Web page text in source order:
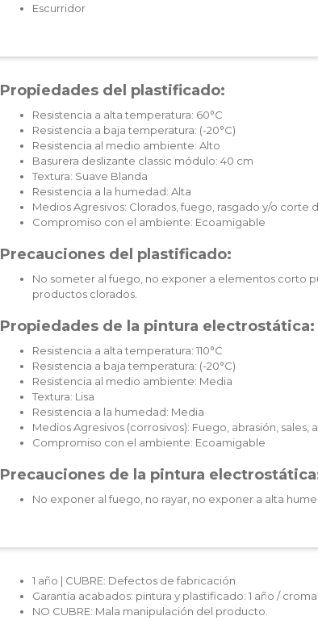
Escurridor
Propiedades del plastificado:
Resistencia a alta temperatura: 60°C
Resistencia a baja temperatura: (-20°C)
Resistencia al medio ambiente: Alto
Basurera deslizante classic módulo: 40 cm
Textura: Suave Blanda
Resistencia a la humedad: Alta
Medios Agresivos: Clorados, fuego, rasgado y/o corte
Compromiso con el ambiente: Ecoamigable
Precauciones del plastificado:
No someter al fuego, no exponer a elementos corto
productos clorados.
Propiedades de la pintura electrostática:
Resistencia a alta temperatura: 110°C
Resistencia a baja temperatura: (-20°C)
Resistencia al medio ambiente: Media
Textura: Lisa
Resistencia a la humedad: Media
Medios Agresivos (corrosivos): Fuego, abrasión, sales,
Compromiso con el ambiente: Ecoamigable
Precauciones de la pintura
No exponer al fuego, no rayar, no exponer a alta
1 año | CUBRE: Defectos de fabricación.
Garantía acabados: pintura y plastificado: 1 año /
NO CUBRE: Mala manipulación del producto.